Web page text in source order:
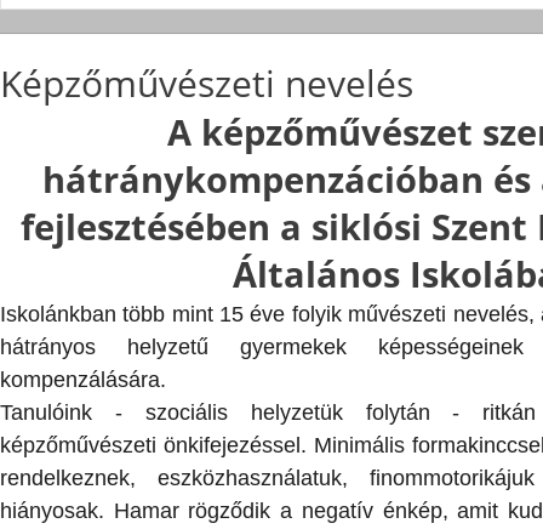
Képzőművészeti nevelés
A képzőművészet
hátránykompenzációban és
fejlesztésében a siklósi
Általános
Iskolánkban több mint 15 éve folyik művészeti
hátrányos helyzetű gyermekek képességeinek
kompenzálására.
Tanulóink - szociális helyzetük folytán -
képzőművészeti önkifejezéssel. Minimális
rendelkeznek, eszközhasználatuk,
hiányosak. Hamar rögződik a negatív énkép, amit